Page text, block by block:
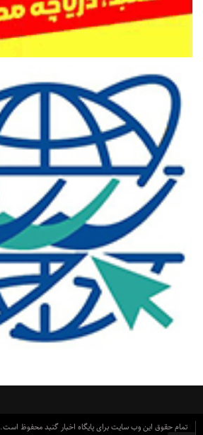
تمام حقوق این وب سایت برای پایگاه اخبار گنبد محفوظ است.